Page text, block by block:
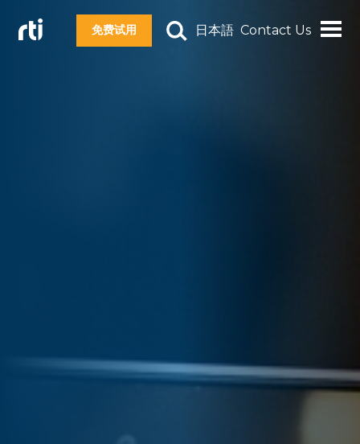
免费试用 日本語 Contact Us